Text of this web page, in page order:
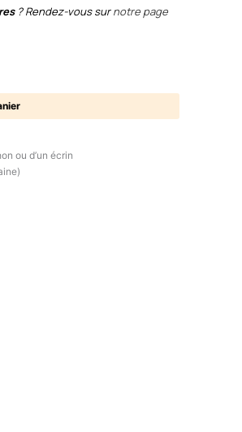
? Rendez-vous surnotre page
ou d’un écrin